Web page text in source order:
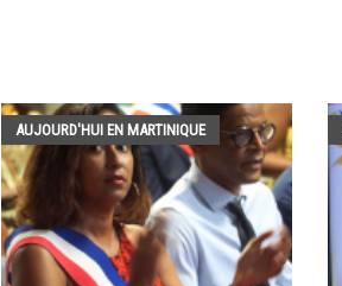
AUJOURD'HUI EN MARTINIQUE